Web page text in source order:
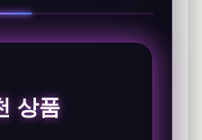
상품